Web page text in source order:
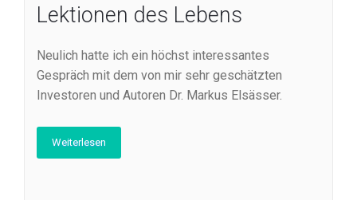
Lektionen des Lebens
Neulich hatte ich ein höchst interessantes
Gespräch mit dem von mir sehr geschätzten
Investoren und Autoren Dr. Markus Elsässer.
Weiterlesen